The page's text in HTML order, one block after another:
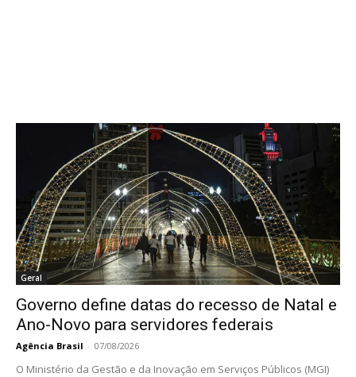
Geral
Governo define datas do recesso de Natal e
Ano-Novo para servidores federais
Agência Brasil - 07/08/2026
O Ministério da Gestão e da Inovação em Serviços Públicos (MGI)